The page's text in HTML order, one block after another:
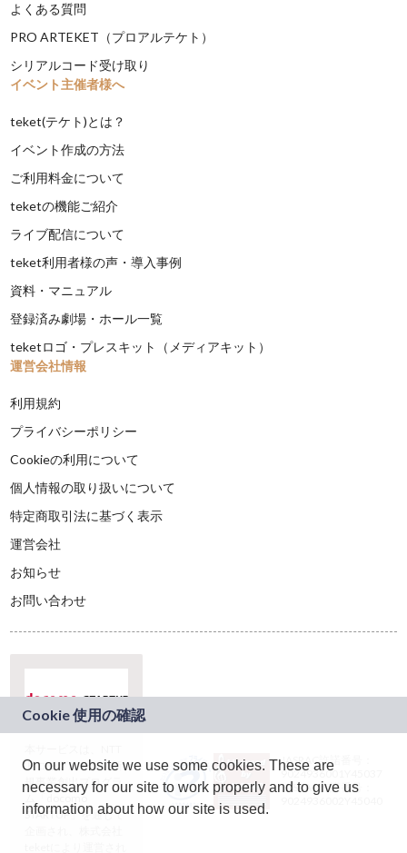
よくある質問
PRO ARTEKET（プロアルテケト）
シリアルコード受け取り
イベント主催者様へ
teket(テケト)とは？
イベント作成の方法
ご利用料金について
teketの機能ご紹介
ライブ配信について
teket利用者様の声・導入事例
資料・マニュアル
登録済み劇場・ホール一覧
teketロゴ・プレスキット（メディアキット）
運営会社情報
利用規約
プライバシーポリシー
Cookieの利用について
個人情報の取り扱いについて
特定商取引法に基づく表示
運営会社
お知らせ
お問い合わせ
ドコモグループの新
規事業創出プログラ
ム「docomo
STARTUP」を通じて
JASRAC許諾番号：
9024936001Y45037
JASRAC許諾番号：
On our website we use some cookies. These are
necessary for our site to work properly and to give us
information about how our site is used.